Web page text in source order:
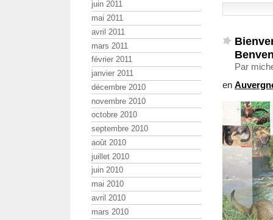
Par
en
juin 2011
mai 2011
avril 2011
mars 2011
février 2011
janvier 2011
décembre 2010
novembre 2010
octobre 2010
septembre 2010
août 2010
juillet 2010
juin 2010
mai 2010
avril 2010
mars 2010